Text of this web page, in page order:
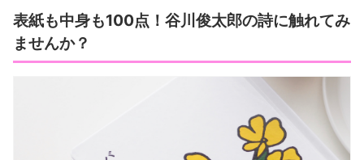
表紙も中身も100点！谷川俊太郎の詩に触れてみ
ませんか？